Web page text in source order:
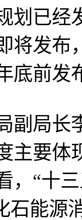
划已经
将发布
底前发
局长李
主要体
，“十
石能源